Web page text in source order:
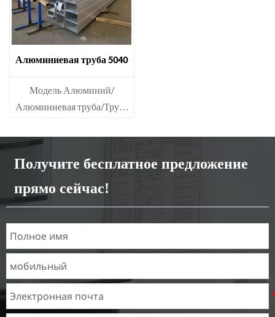
Алюминиевая труба 5040
Модель Алюминий/
Алюминиевая труба/Труба
1000: 1050, 1060, 1070, 1080,
1100, 1435, и т.д.
Получите бесплатное предложение
прямо сейчас!